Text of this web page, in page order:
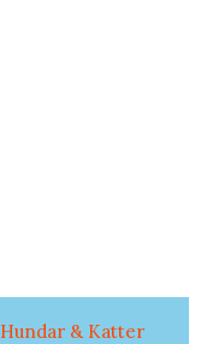
Hundar & Katter